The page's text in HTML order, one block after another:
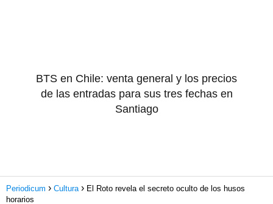
BTS en Chile: venta general y los precios
de las entradas para sus tres fechas en
Santiago
Periodicum Cultura
El Roto revela el secreto oculto de los husos
horarios